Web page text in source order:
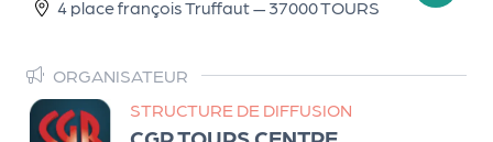
4 place françois Truffaut — 37000 TOURS
ORGANISATEUR
STRUCTURE DE DIFFUSION
t
e